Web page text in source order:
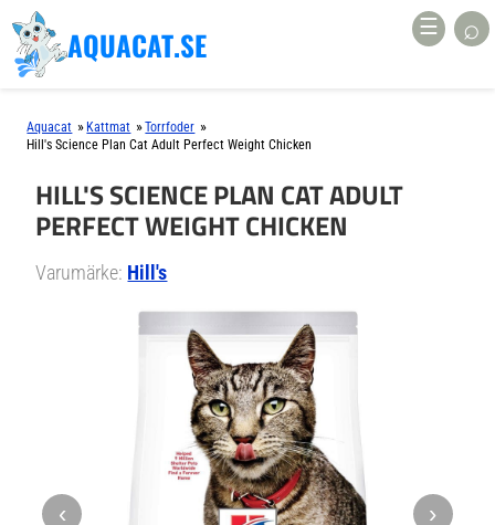
AQUACAT.SE ☰ ⌕
Aquacat » Kattmat »Torrfoder »
Hill's Science Plan Cat Adult Perfect Weight Chicken
HILL'S SCIENCE PLAN CAT ADULT
PERFECT WEIGHT CHICKEN
Varumärke: Hill's
‹ ›